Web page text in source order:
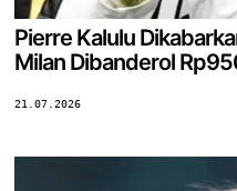
Pierre Kalulu
Milan Dibanderol
21.07.2026